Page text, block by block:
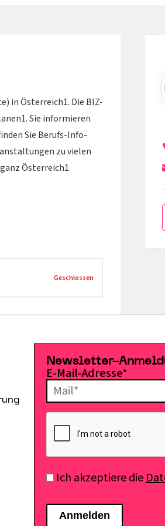
in Österreich1. Die BIZ-
Sie informieren
Sie Berufs-Info-
zu vielen
Österreich1.
Geschlossen
Newsletter-
E-Mail-Adresse*
Ich akzeptiere die